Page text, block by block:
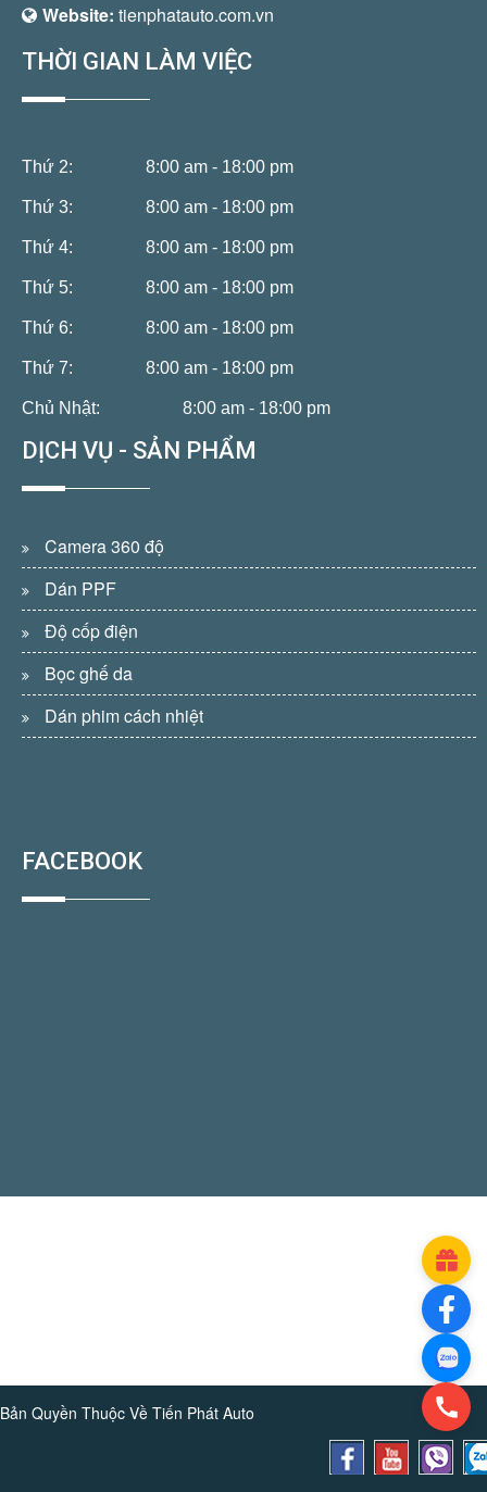
Website: tienphatauto.com.vn
THỜI GIAN LÀM VIỆC
Thứ 2: 8:00 am - 18:00 pm
Thứ 3: 8:00 am - 18:00 pm
Thứ 4: 8:00 am - 18:00 pm
Thứ 5: 8:00 am - 18:00 pm
Thứ 6: 8:00 am - 18:00 pm
Thứ 7: 8:00 am - 18:00 pm
Chủ Nhật: 8:00 am - 18:00 pm
DỊCH VỤ - SẢN PHẨM
Camera 360 độ
Dán PPF
Độ cốp điện
Bọc ghế da
Dán phim cách nhiệt
FACEBOOK
Bản Quyền Thuộc Về Tiến Phát Auto